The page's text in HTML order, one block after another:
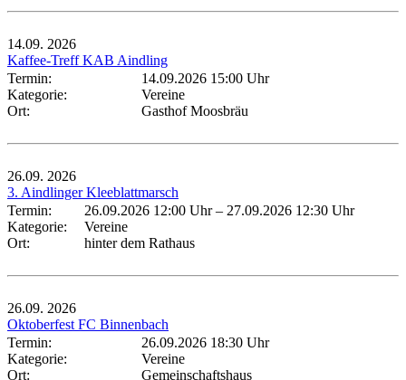
14.09. 2026
Kaffee-Treff KAB Aindling
Termin:
14.09.2026 15:00 Uhr
Kategorie:
Vereine
Ort:
Gasthof Moosbräu
26.09. 2026
3. Aindlinger Kleeblattmarsch
Termin:
26.09.2026 12:00 Uhr– 27.09.2026 12:30 Uhr
Kategorie:
Vereine
Ort:
hinter dem Rathaus
26.09. 2026
Oktoberfest FC Binnenbach
Termin:
26.09.2026 18:30 Uhr
Kategorie:
Vereine
Ort:
Gemeinschaftshaus